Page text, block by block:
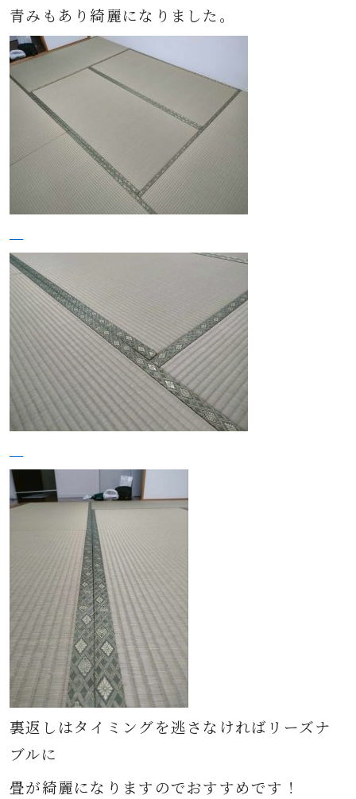
青みもあり綺麗になりました。
裏返しはタイミングを逃さなければリーズナ
ブルに
畳が綺麗になりますのでおすすめです！